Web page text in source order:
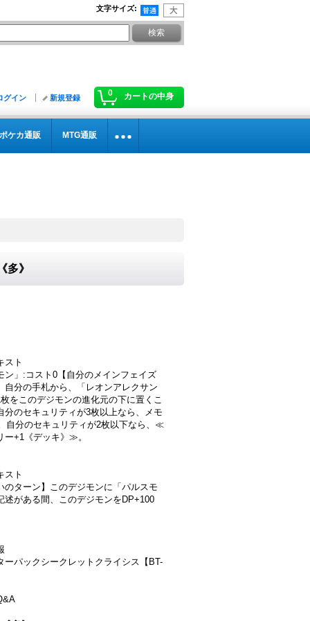
文字サイズ:
0 カートの中身
グイン 新規登録
ポケカ通販 MTG通販
》
スト
ン」:コスト0【自分のメインフェイズ
自分の手札から、「レオンアレクサン
をこのデジモンの進化元の下に置くこ
分のセキュリティが3枚以上なら、メモ
自分のセキュリティが2枚以下なら、≪
ー+1《デッキ》≫。
スト
のターン】このデジモンに「パルスモ
述がある間、このデジモンをDP+100
ーパックシークレットクライシス【BT-